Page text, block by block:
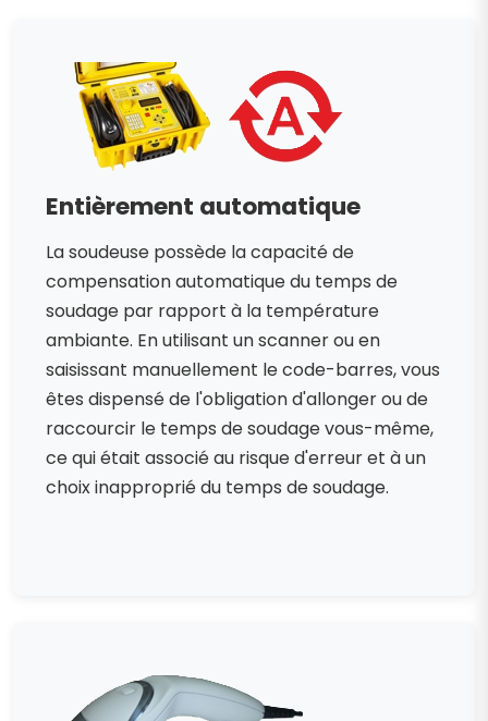
Entièrement automatique
La soudeuse possède la capacité de
compensation automatique du temps de
soudage par rapport à la température
ambiante. En utilisant un scanner ou en
saisissant manuellement le code-barres, vous
êtes dispensé de l'obligation d'allonger ou de
raccourcir le temps de soudage vous-même,
ce qui était associé au risque d'erreur et à un
choix inapproprié du temps de soudage.